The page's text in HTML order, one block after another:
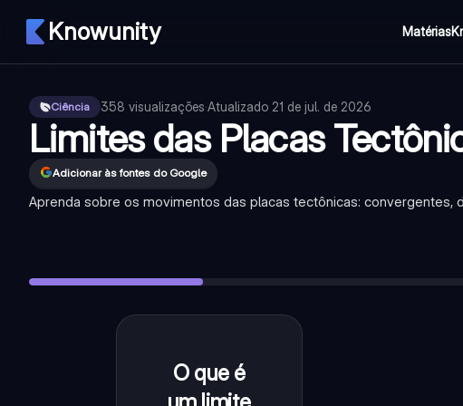
Knowunity Matérias
Ciência 358 visualizações·Atualizado 21 de jul. de 2026
Limites das Placas
Adicionar às fontes do Google
Aprenda sobre os movimentos das placas tectônicas: convergentes,
O que é
É a área
onde duas
Como se movem as placas em um limite convergente?
O que acontece em um limite convergente quando uma placa desliza
Como se movem as placas em um limite divergente?